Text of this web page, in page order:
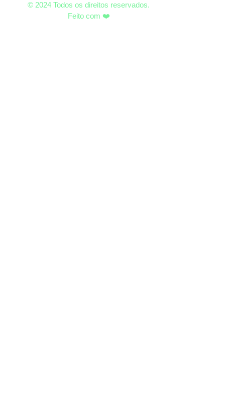
© 2024 Todos os direitos reservados.
Feito com ❤️